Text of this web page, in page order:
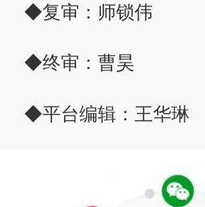
◆复审：师锁伟
◆终审：曹昊
◆平台编辑：王华琳